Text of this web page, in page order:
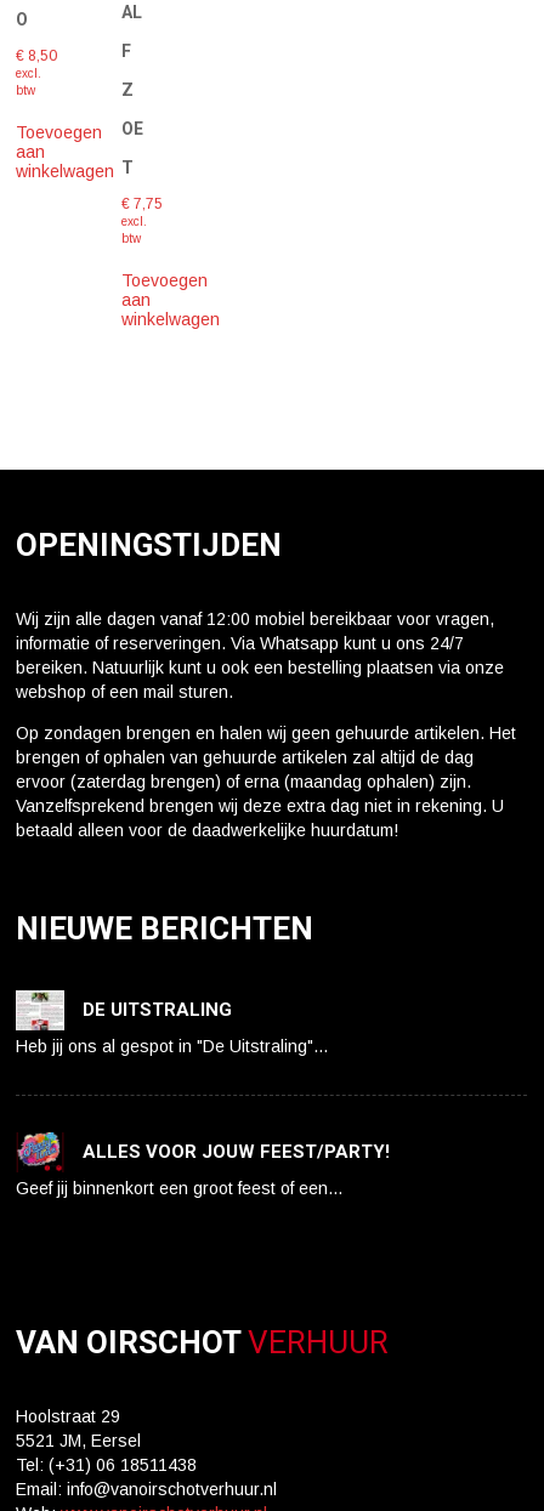
O
€ 8,50
excl.
btw
Toevoegen
aan
winkelwagen
AL
F
Z
OE
T
€7,75
excl.
btw
Toevoegen
aan
winkelwagen
OPENINGSTIJDEN
Wij zijn alle dagen vanaf 12:00 mobiel bereikbaar voor vragen,
informatie of reserveringen. Via Whatsapp kunt u ons 24/7
bereiken. Natuurlijk kunt u ook een bestelling plaatsen via onze
webshop of een mail sturen.
Op zondagen brengen en halen wij geen gehuurde artikelen. Het
brengen of ophalen van gehuurde artikelen zal altijd de dag
ervoor (zaterdag brengen) of erna (maandag ophalen) zijn.
Vanzelfsprekend brengen wij deze extra dag niet in rekening. U
betaald alleen voor de daadwerkelijke huurdatum!
NIEUWE BERICHTEN
DE UITSTRALING
Heb jij ons al gespot in "De Uitstraling"…
ALLES VOOR JOUW FEEST/PARTY!
Geef jij binnenkort een groot feest of een…
VAN OIRSCHOTVERHUUR
Hoolstraat 29
5521 JM, Eersel
Tel: (+31) 06 18511438
Email: info@vanoirschotverhuur.nl